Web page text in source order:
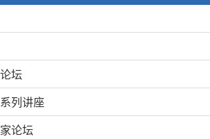
坛
列讲座
论坛